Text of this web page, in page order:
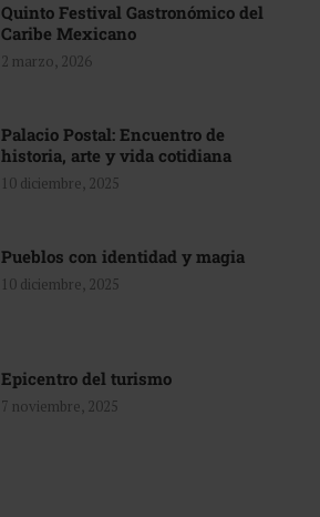
Quinto Festival Gastronómico del
Caribe Mexicano
2 marzo, 2026
Palacio Postal: Encuentro de
historia, arte y vida cotidiana
10 diciembre, 2025
Pueblos con identidad y magia
10 diciembre, 2025
Epicentro del turismo
7 noviembre, 2025